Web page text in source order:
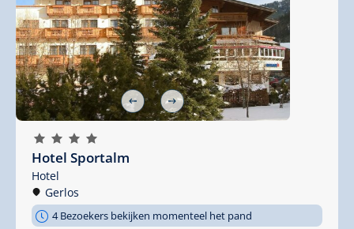
🞙 🞙 🞙 🞙
Hotel Sportalm
Hotel
Gerlos
4 Bezoekers bekijken momenteel het pand